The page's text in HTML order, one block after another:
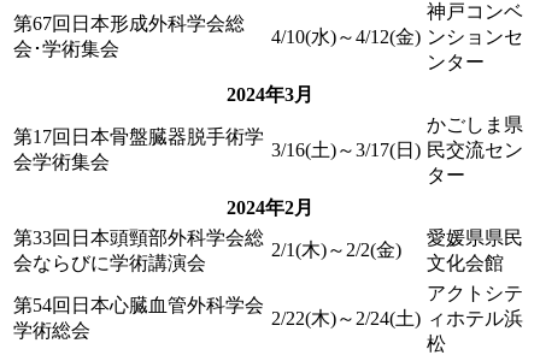
第67回日本形成外科学会総
会･学術集会
4/10(水)～4/12(金)
神戸コンベ
ンションセ
ンター
2024年3月
第17回日本骨盤臓器脱手術学
会学術集会
3/16(土)～3/17(日)
かごしま県
民交流セン
ター
2024年2月
第33回日本頭頸部外科学会総
会ならびに学術講演会
2/1(木)～2/2(金)
愛媛県県民
文化会館
第54回日本心臓血管外科学会
学術総会
2/22(木)～2/24(土)
アクトシテ
ィホテル浜
松